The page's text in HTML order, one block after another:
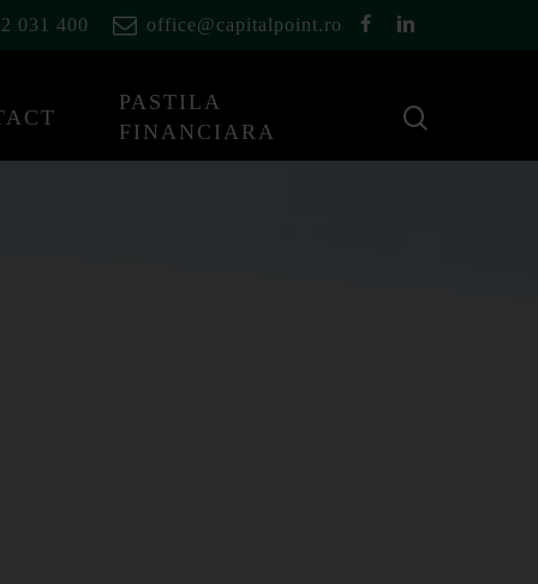
facebooklinkedin
031 400 office@capitalpoint.ro
PASTILA
FINANCIARA